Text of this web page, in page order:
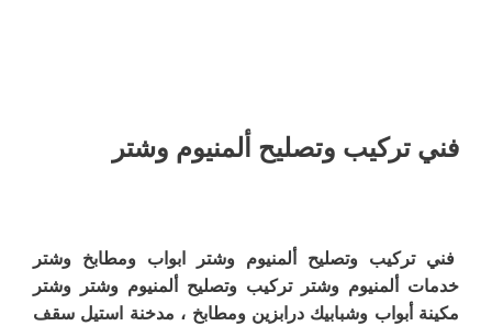
فني تركيب وتصليح ألمنيوم وشتر
فني تركيب وتصليح ألمنيوم وشتر ابواب ومطابخ وشتر
خدمات ألمنيوم وشتر تركيب وتصليح ألمنيوم وشتر وشتر
مكينة أبواب وشبابيك درابزين ومطابخ ، مدخنة استيل سقف